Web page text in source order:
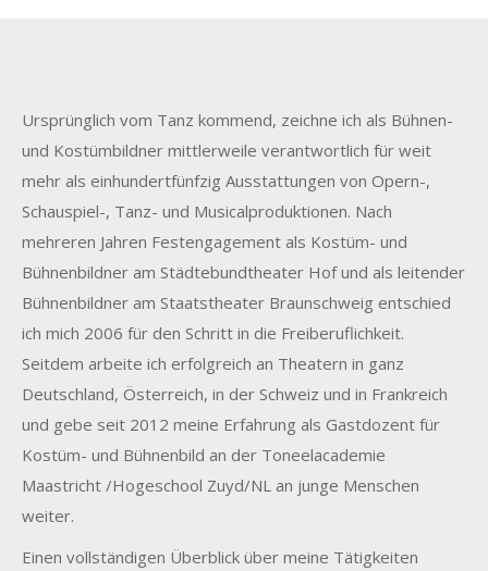
Ursprünglich vom Tanz kommend, zeichne ich als Bühnen-
und Kostümbildner mittlerweile verantwortlich für weit
mehr als einhundertfünfzig Ausstattungen von Opern-,
Schauspiel-, Tanz- und Musicalproduktionen. Nach
mehreren Jahren Festengagement als Kostüm- und
Bühnenbildner am Städtebundtheater Hof und als leitender
Bühnenbildner am Staatstheater Braunschweig entschied
ich mich 2006 für den Schritt in die Freiberuflichkeit.
Seitdem arbeite ich erfolgreich an Theatern in ganz
Deutschland, Österreich, in der Schweiz und in Frankreich
und gebe seit 2012 meine Erfahrung als Gastdozent für
Kostüm- und Bühnenbild an der Toneelacademie
Maastricht /Hogeschool Zuyd/NL an junge Menschen
weiter.
Einen vollständigen Überblick über meine Tätigkeiten